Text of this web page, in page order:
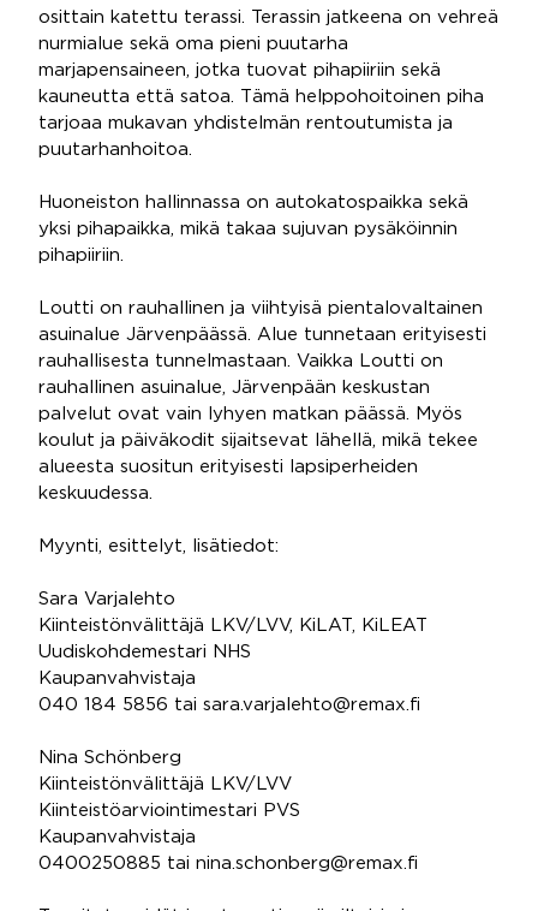
osittain katettu terassi. Terassin jatkeena on vehreä
nurmialue sekä oma pieni puutarha
marjapensaineen, jotka tuovat pihapiiriin sekä
kauneutta että satoa. Tämä helppohoitoinen piha
tarjoaa mukavan yhdistelmän rentoutumista ja
puutarhanhoitoa.
Huoneiston hallinnassa on autokatospaikka sekä
yksi pihapaikka, mikä takaa sujuvan pysäköinnin
pihapiiriin.
Loutti on rauhallinen ja viihtyisä pientalovaltainen
asuinalue Järvenpäässä. Alue tunnetaan erityisesti
rauhallisesta tunnelmastaan. Vaikka Loutti on
rauhallinen asuinalue, Järvenpään keskustan
palvelut ovat vain lyhyen matkan päässä. Myös
koulut ja päiväkodit sijaitsevat lähellä, mikä tekee
alueesta suositun erityisesti lapsiperheiden
keskuudessa.
Myynti, esittelyt, lisätiedot:
Sara Varjalehto
Kiinteistönvälittäjä LKV/LVV, KiLAT, KiLEAT
Uudiskohdemestari NHS
Kaupanvahvistaja
040 184 5856 tai sara.varjalehto@remax.fi
Nina Schönberg
Kiinteistönvälittäjä LKV/LVV
Kiinteistöarviointimestari PVS
Kaupanvahvistaja
0400250885 tai nina.schonberg@remax.fi